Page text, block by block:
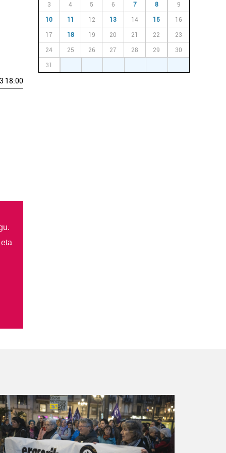
18:00
3 4 5 6 7 8 9
10 11 12 13 14 15 16
17 18 19 20 21 22 23
24 25 26 27 28 29 30
31